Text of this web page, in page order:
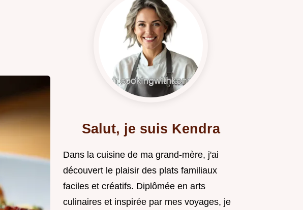
Salut, je suis Kendra
Dans la cuisine de ma grand-mère, j'ai
découvert le plaisir des plats familiaux
faciles et créatifs. Diplômée en arts
culinaires et inspirée par mes voyages, je